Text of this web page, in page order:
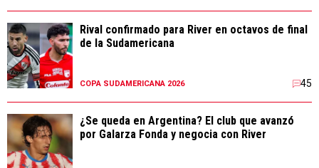
Rival confirmado para River en octavos de final
de la Sudamericana
COPA SUDAMERICANA 2026 45
¿Se queda en Argentina? El club que avanzó
por Galarza Fonda y negocia con River